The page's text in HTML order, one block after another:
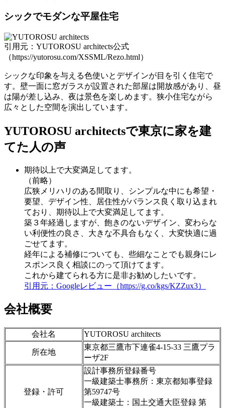
シックでモダンな平屋住宅
引用元：YUTOROSU architects公式
（https://yutorosu.com/XSSML/Rezo.html）
シックな印象を与える色使いとデザインが目を引く住宅で
す。壁一面に窓ガラスが設置された部屋は開放感があり、昼
は陽が差し込み、夜は景色を楽しめます。狭小住宅ながら
広々とした空間を演出しています。
YUTOROSU architectsで東京に家を建
てた人の声
期待以上で大変満足してます。
（前略）
広狭メリハリのある間取り、シンプルな中にも希望・
要望、デザイン性、居住性がバランス良く取り込まれ
ており、期待以上で大変満足してます。
築３年経過しますが、飽きのないデザイン、変わらな
い利便性の良さ、大きな不具合もなく、大変快適に過
ごせてます。
経年による補修についても、些細なことでも親身にレ
スポンス良く相談にのって頂けてます。
これから建てられる方に是非お勧めしたいです。
引用元：Googleレビュー（https://g.co/kgs/KZZux3）
会社概要
会社名 YUTOROSU architects
所在地
東京都三鷹市下連雀4-15-33 三鷹プラ
ーザ2F
登録・許可
設計事務所登録番号
一級建築士事務所：東京都知事登録
第59747号
一級建築士：国土交通大臣登録 第